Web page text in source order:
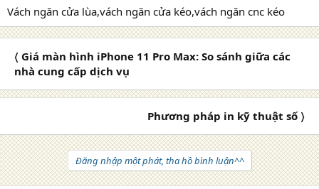
Vách ngăn cửa lùa,vách ngăn cửa kéo,vách ngăn cnc kéo
〈 Giá màn hình iPhone 11 Pro Max: So sánh giữa các
nhà cung cấp dịch vụ
Phương pháp in kỹ thuật số 〉
Đăng nhập một phát, tha hồ bình luận^^